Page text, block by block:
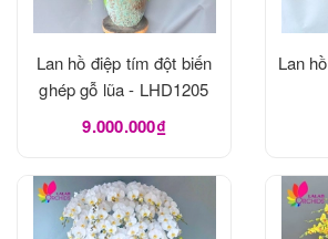
Lan hồ điệp tím đột biến
ghép gỗ lũa - LHD1205
9.000.000₫
Lan